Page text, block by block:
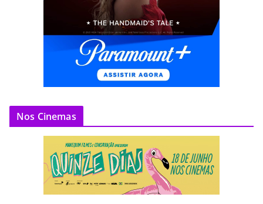
Nos Cinemas